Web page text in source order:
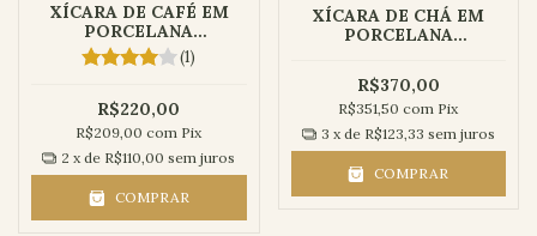
XÍCARA DE CAFÉ EM
PORCELANA
PERSONALIZADA –
MADRINHA DE
(1)
R$220,00
R$209,00com Pix
2 x de R$110,00 sem juros
COMPRAR
XÍCARA DE CHÁ EM
PORCELANA
PRESENTE PARA
MADRINHA DE
BATIZADO
R$370,00
R$351,50com Pix
3 x de R$123,33 sem juros
COMPRAR